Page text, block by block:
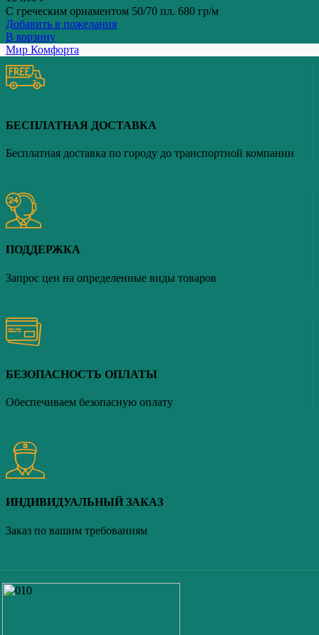
С греческим орнаментом 50/70 пл. 680 гр/м
Добавить в пожелания
В корзину
Мир Комфорта
БЕСПЛАТНАЯ ДОСТАВКА
Бесплатная доставка по городу до транспортной компании
ПОДДЕРЖКА
Запрос цен на определенные виды товаров
БЕЗОПАСНОСТЬ ОПЛАТЫ
Обеспечиваем безопасную оплату
ИНДИВИДУАЛЬНЫЙ ЗАКАЗ
Заказ по вашим требованиям